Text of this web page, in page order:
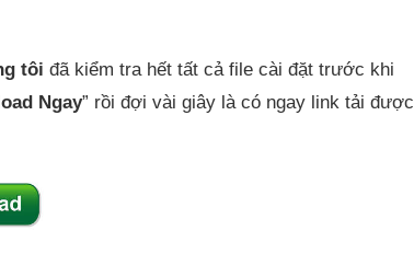
tôi đã kiểm tra hết tất cả file cài đặt trước khi
Ngay” rồi đợi vài giây là có ngay link tải được